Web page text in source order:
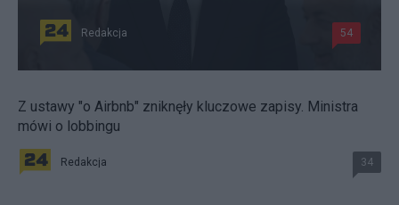
Redakcja 54
Z ustawy "o Airbnb" zniknęły kluczowe zapisy. Ministra
mówi o lobbingu
Redakcja 34